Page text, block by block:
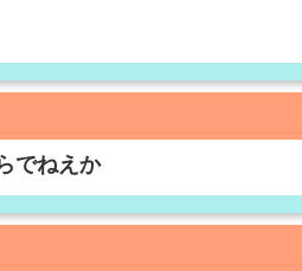
でねえか